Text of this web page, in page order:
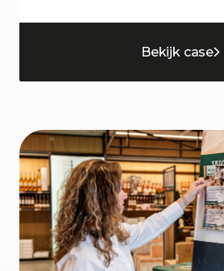
Bekijk case